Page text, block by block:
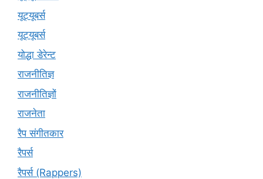
यूट्‍यूबर्स
यूट्यूबर्स
योद्धा डेरेन्ट
राजनीतिज्ञ
राजनीतिज्ञों
राजनेता
रैप संगीतकार
रैपर्स
रैपर्स (Rappers)